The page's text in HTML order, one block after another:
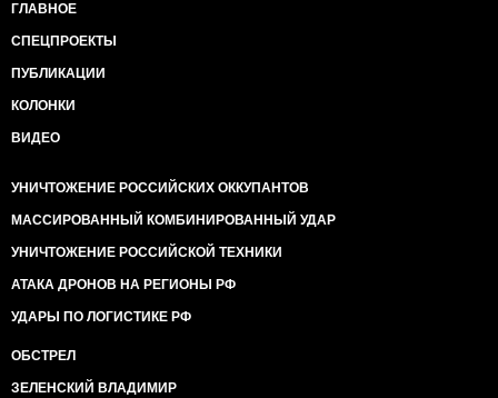
ГЛАВНОЕ
СПЕЦПРОЕКТЫ
ПУБЛИКАЦИИ
КОЛОНКИ
ВИДЕО
УНИЧТОЖЕНИЕ РОССИЙСКИХ ОККУПАНТОВ
МАССИРОВАННЫЙ КОМБИНИРОВАННЫЙ УДАР
УНИЧТОЖЕНИЕ РОССИЙСКОЙ ТЕХНИКИ
АТАКА ДРОНОВ НА РЕГИОНЫ РФ
УДАРЫ ПО ЛОГИСТИКЕ РФ
ОБСТРЕЛ
ЗЕЛЕНСКИЙ ВЛАДИМИР